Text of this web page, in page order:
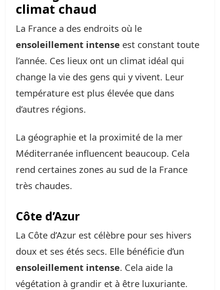
climat chaud
La France a des endroits où le
ensoleillement intense est constant toute
l’année. Ces lieux ont un climat idéal qui
change la vie des gens qui y vivent. Leur
température est plus élevée que dans
d’autres régions.
La géographie et la proximité de la mer
Méditerranée influencent beaucoup. Cela
rend certaines zones au sud de la France
très chaudes.
Côte d’Azur
La Côte d’Azur est célèbre pour ses hivers
doux et ses étés secs. Elle bénéficie d’un
ensoleillement intense. Cela aide la
végétation à grandir et à être luxuriante.